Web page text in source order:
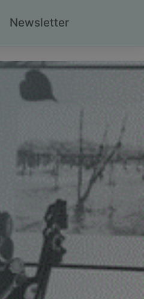
Newsletter